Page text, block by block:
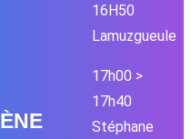
ÈNE
16H50
Lamuzgueule
17h00 >
17h40
Stéphane